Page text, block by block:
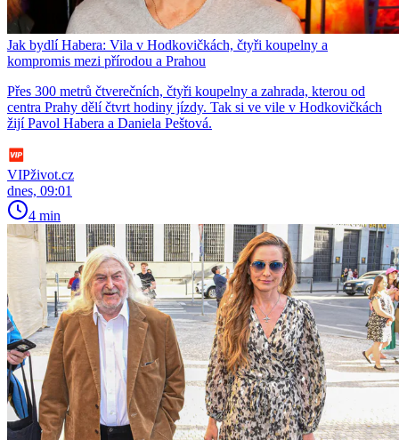
Jak bydlí Habera: Vila v Hodkovičkách, čtyři koupelny a
kompromis mezi přírodou a Prahou
Přes 300 metrů čtverečních, čtyři koupelny a zahrada, kterou od
centra Prahy dělí čtvrt hodiny jízdy. Tak si ve vile v Hodkovičkách
žijí Pavol Habera a Daniela Peštová.
VIPživot.cz
dnes, 09:01
4 min